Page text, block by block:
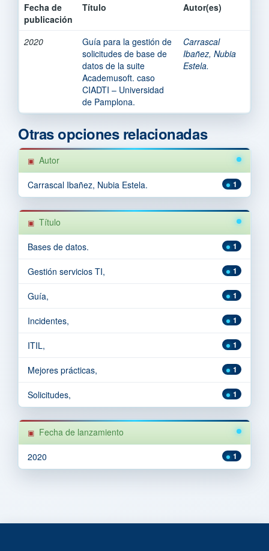
Fecha de
publicación
Título Autor(es)
2020
Guía para la gestión de
solicitudes de base de
datos de la suite
Academusoft. caso
CIADTI – Universidad
de Pamplona.
Carrascal
Ibañez, Nubia
Estela.
Otras opciones relacionadas
Autor
1
Carrascal Ibañez, Nubia Estela.
Título
1
Bases de datos.
1
Gestión servicios TI,
1
Guía,
1
Incidentes,
1
ITIL,
1
Mejores prácticas,
1
Solicitudes,
Fecha de lanzamiento
1
2020